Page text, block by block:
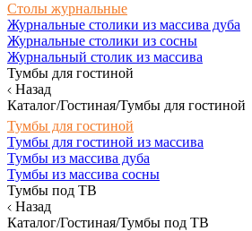
Столы журнальные
Журнальные столики из массива дуба
Журнальные столики из сосны
Журнальный столик из массива
Тумбы для гостиной
Назад
Каталог/Гостиная/Тумбы для гостиной
Тумбы для гостиной
Тумбы для гостиной из массива
Тумбы из массива дуба
Тумбы из массива сосны
Тумбы под ТВ
Назад
Каталог/Гостиная/Тумбы под ТВ